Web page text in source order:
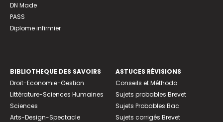
DN Made
PASS
Diplome infirmier
BIBLIOTHEQUE DES SAVOIRS
Droit-Economie-Gestion
Littérature-Sciences Humaines
Sciences
Arts-Design-Spectacle
ASTUCES RÉVISIONS
Conseils et Méthodo
Sujets probables Brevet
Sujets Probables Bac
Sujets corrigés Brevet